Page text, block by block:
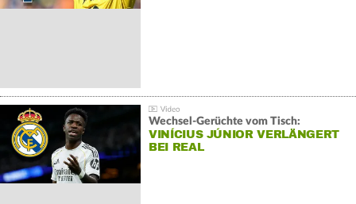
Wechsel-Gerüchte vom Tisch:
VINÍCIUS JÚNIOR VERLÄNGERT
BEI REAL